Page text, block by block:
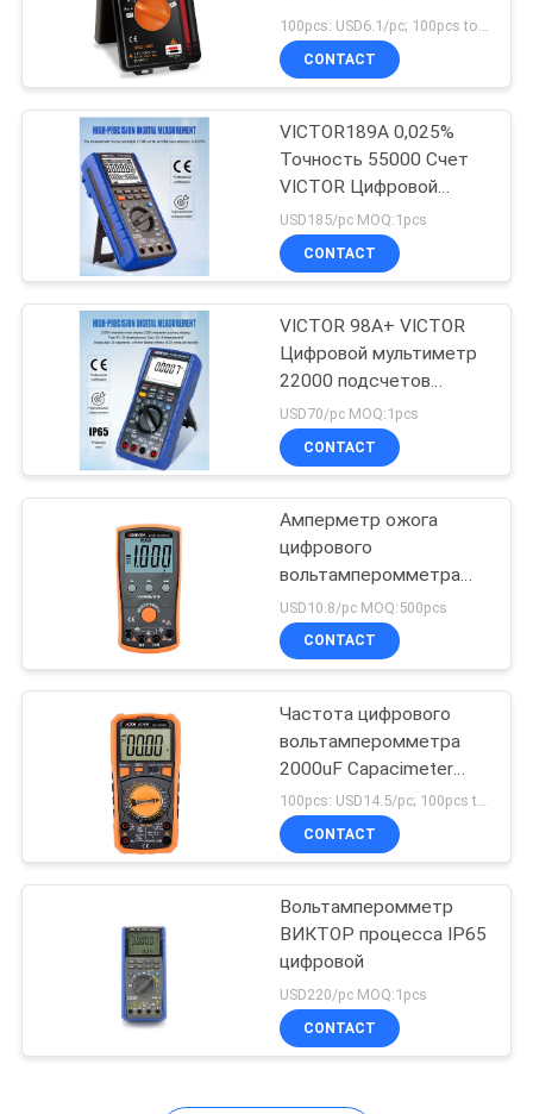
складной мини ладони
цифровой
100pcs: USD6.1/pc; 100pcs to 500pcs: USD5.8/pc; 500pcs to 1000pcs: USD5.5/pc; Above 3000pcs: USD5.3/pc MOQ:100PCS
CONTACT
VICTOR189A 0,025%
Точность 55000 Счет
VICTOR Цифровой
мультиметр 1000В
Защита от
предохранителей
USD185/pc MOQ:1pcs
CONTACT
VICTOR 98A+ VICTOR
Цифровой мультиметр
22000 подсчетов
дисплейный
мультиметр авто
дальности с USB
USD70/pc MOQ:1pcs
CONTACT
Амперметр ожога
цифрового
вольтамперомметра
ВИКТОР высокой
точности умный анти-
USD10.8/pc MOQ:500pcs
CONTACT
Частота цифрового
вольтамперомметра
2000uF Capacimeter
10MHz VC9808+
ВИКТОР
100pcs: USD14.5/pc; 100pcs to 500pcs: USD13.8/pc; 500pcs to 1000pcs: USD13.2; Above 3000pcs: USD12.6pc MOQ:100PCS
CONTACT
Вольтамперомметр
ВИКТОР процесса IP65
цифровой
USD220/pc MOQ:1pcs
CONTACT